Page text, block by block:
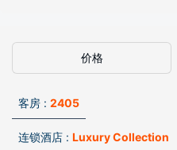
价格
客房 : 2405
连锁酒店 : Luxury Collection